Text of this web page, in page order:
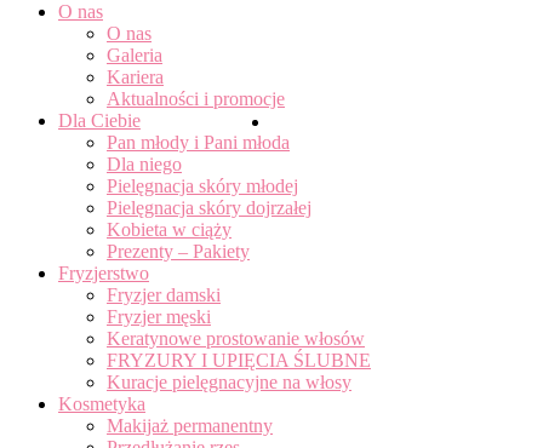
O nas
O nas
Galeria
Kariera
Aktualności i promocje
Dla Ciebie
Pan młody i Pani młoda
Dla niego
Pielęgnacja skóry młodej
Pielęgnacja skóry dojrzałej
Kobieta w ciąży
Prezenty – Pakiety
Fryzjerstwo
Fryzjer damski
Fryzjer męski
Keratynowe prostowanie włosów
FRYZURY I UPIĘCIA ŚLUBNE
Kuracje pielęgnacyjne na włosy
Kosmetyka
Makijaż permanentny